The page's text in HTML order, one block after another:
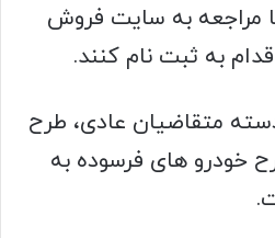
مراجعه به سایت فروش
به ثبت نام کنند.
متقاضیان عادی، طرح
خودرو های فرسوده به